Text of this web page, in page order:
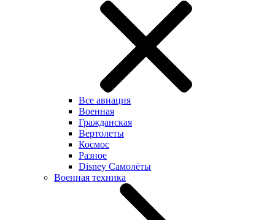
Все авиация
Военная
Гражданская
Вертолеты
Космос
Разное
Disney Самолёты
Военная техника